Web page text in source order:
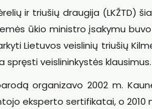
ir triušių draugija (LKŽTD)
ūkio ministro įsakymu
Lietuvos veislinių triušių
veislininkystės klausimus.
organizavo 2002 m.
eksperto sertifikatai, o 2010